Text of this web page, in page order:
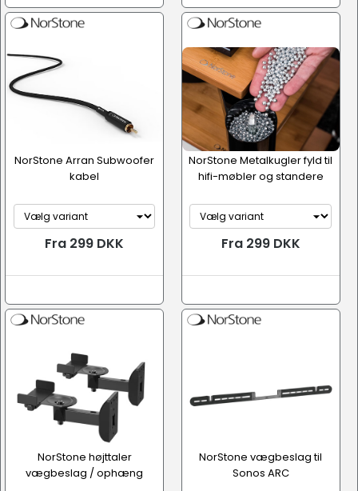
NorStone Arran Subwoofer
kabel
Fra 299 DKK
NorStone Metalkugler fyld til
hifi-møbler og standere
Fra 299 DKK
NorStone højttaler
vægbeslag / ophæng
NorStone vægbeslag til
Sonos ARC